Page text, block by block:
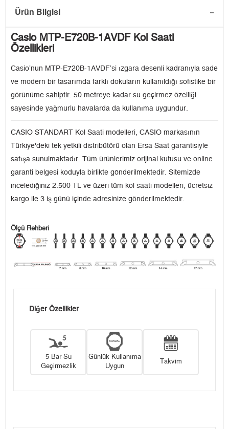
Ürün Bilgisi
Casio MTP-E720B-1AVDF Kol Saati
Özellikleri
Casio’nun MTP-E720B-1AVDF’si ızgara desenli kadranıyla sade
ve modern bir tasarımda farklı dokuların kullanıldığı sofistike bir
görünüme sahiptir. 50 metreye kadar su geçirmez özelliği
sayesinde yağmurlu havalarda da kullanıma uygundur.
CASIO STANDART Kol Saati modelleri, CASIO markasının
Türkiye'deki tek yetkili distribütörü olan Ersa Saat garantisiyle
satışa sunulmaktadır. Tüm ürünlerimiz orijinal kutusu ve online
garanti belgesi koduyla birlikte gönderilmektedir. Sitemizde
incelediğiniz 2.500 TL ve üzeri tüm kol saati modelleri, ücretsiz
kargo ile 3 iş günü içinde adresinize gönderilmektedir.
Ölçü Rehberi
Diğer Özellikler
5 Bar Su
Geçirmezlik
Günlük Kullanıma
Uygun
Takvim